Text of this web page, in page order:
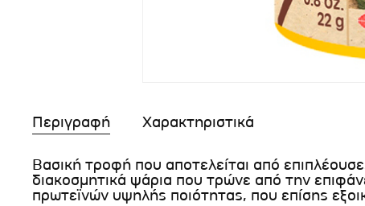
Περιγραφή Χαρακτηριστικά
Bασική τροφή που αποτελείται από
διακοσμητικά ψάρια που τρώνε από την
πρωτεϊνών υψηλής ποιότητας, που επίσης